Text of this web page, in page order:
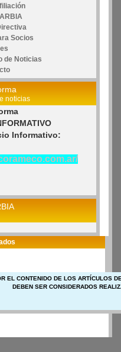
Socios
de Noticias
noticias
Informativo:
EL CONTENIDO DE LOS ARTÍCULOS
DEBEN SER CONSIDERADOS